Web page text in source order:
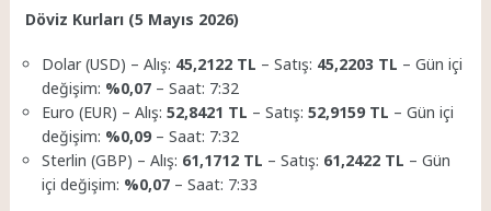
Döviz Kurları (5 Mayıs 2026)
Dolar (USD) – Alış: 45,2122 TL – Satış: 45,2203 TL – Gün içi
değişim: %0,07 – Saat: 7:32
Euro (EUR) – Alış:52,8421 TL – Satış:52,9159 TL – Gün içi
değişim: %0,09– Saat: 7:32
Sterlin (GBP) – Alış: 61,1712 TL – Satış: 61,2422 TL – Gün
içi değişim: %0,07 – Saat: 7:33